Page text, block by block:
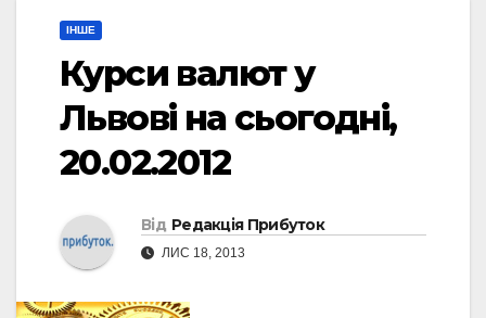
ІНШЕ
Курси валют у
Львові на сьогодні,
20.02.2012
Від Редакція Прибуток
ЛИС 18, 2013